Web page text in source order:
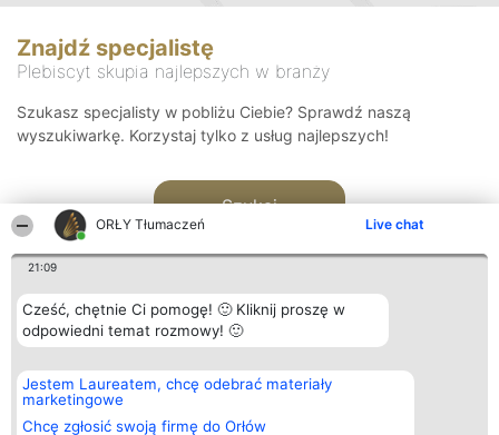
ORŁY Tłumaczeń Live chat
21:09
Cześć, chętnie Ci pomogę! 🙂 Kliknij proszę w
odpowiedni temat rozmowy! 🙂
Jestem Laureatem, chcę odebrać materiały
marketingowe
Chcę zgłosić swoją firmę do Orłów
Znajdź specjalistę
Plebiscyt skupia najlepszych w branży
Szukasz specjalisty w pobliżu Ciebie? Sprawdź naszą
wyszukiwarkę. Korzystaj tylko z usług najlepszych!
Szukaj
Organizator plebiscytu
Bright Side Solutions sp. z o.
o. sp. k.
ul. Ruska 22
Plebiscyt
Laureaci
wszystkich
Kontakt
Kontakt